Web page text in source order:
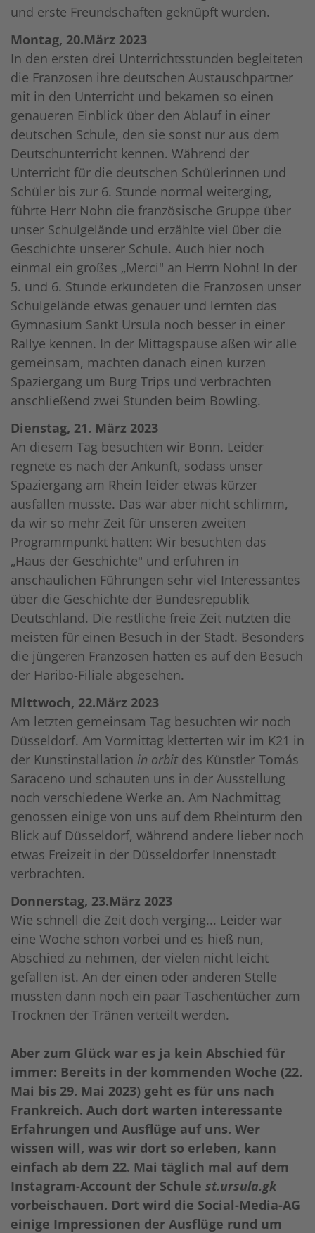
und erste Freundschaften geknüpft wurden.
Montag, 20.März 2023
In den ersten drei Unterrichtsstunden begleiteten
die Franzosen ihre deutschen Austauschpartner
mit in den Unterricht und bekamen so einen
genaueren Einblick über den Ablauf in einer
deutschen Schule, den sie sonst nur aus dem
Deutschunterricht kennen. Während der
Unterricht für die deutschen Schülerinnen und
Schüler bis zur 6. Stunde normal weiterging,
führte Herr Nohn die französische Gruppe über
unser Schulgelände und erzählte viel über die
Geschichte unserer Schule. Auch hier noch
einmal ein großes „Merci" an Herrn Nohn! In der
5. und 6. Stunde erkundeten die Franzosen unser
Schulgelände etwas genauer und lernten das
Gymnasium Sankt Ursula noch besser in einer
Rallye kennen. In der Mittagspause aßen wir alle
gemeinsam, machten danach einen kurzen
Spaziergang um Burg Trips und verbrachten
anschließend zwei Stunden beim Bowling.
Dienstag, 21. März 2023
An diesem Tag besuchten wir Bonn. Leider
regnete es nach der Ankunft, sodass unser
Spaziergang am Rhein leider etwas kürzer
ausfallen musste. Das war aber nicht schlimm,
da wir so mehr Zeit für unseren zweiten
Programmpunkt hatten: Wir besuchten das
„Haus der Geschichte" und erfuhren in
anschaulichen Führungen sehr viel Interessantes
über die Geschichte der Bundesrepublik
Deutschland. Die restliche freie Zeit nutzten die
meisten für einen Besuch in der Stadt. Besonders
die jüngeren Franzosen hatten es auf den Besuch
der Haribo-Filiale abgesehen.
Mittwoch, 22.März 2023
Am letzten gemeinsam Tag besuchten wir noch
Düsseldorf. Am Vormittag kletterten wir im K21 in
der Kunstinstallation in orbit des Künstler Tomás
Saraceno und schauten uns in der Ausstellung
noch verschiedene Werke an. Am Nachmittag
genossen einige von uns auf dem Rheinturm den
Blick auf Düsseldorf, während andere lieber noch
etwas Freizeit in der Düsseldorfer Innenstadt
verbrachten.
Donnerstag, 23.März 2023
Wie schnell die Zeit doch verging... Leider war
eine Woche schon vorbei und es hieß nun,
Abschied zu nehmen, der vielen nicht leicht
gefallen ist. An der einen oder anderen Stelle
mussten dann noch ein paar Taschentücher zum
Trocknen der Tränen verteilt werden.
Aber zum Glück war es ja kein Abschied für
immer: Bereits in der kommenden Woche (22.
Mai bis 29. Mai 2023) geht es für uns nach
Frankreich. Auch dort warten interessante
Erfahrungen und Ausflüge auf uns. Wer
wissen will, was wir dort so erleben, kann
einfach ab dem 22. Mai täglich mal auf dem
Instagram-Account der Schule st.ursula.gk
vorbeischauen. Dort wird die Social-Media-AG
einige Impressionen der Ausflüge rund um